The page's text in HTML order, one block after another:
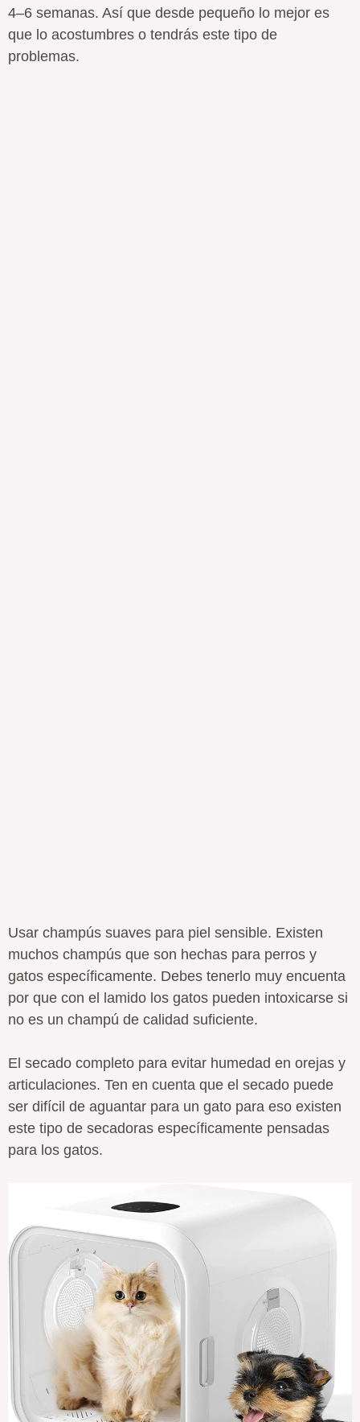
4–6 semanas. Así que desde pequeño lo mejor es
que lo acostumbres o tendrás este tipo de
problemas.
Usar champús suaves para piel sensible. Existen
muchos champús que son hechas para perros y
gatos específicamente. Debes tenerlo muy encuenta
por que con el lamido los gatos pueden intoxicarse si
no es un champú de calidad suficiente.
El secado completo para evitar humedad en orejas y
articulaciones. Ten en cuenta que el secado puede
ser difícil de aguantar para un gato para eso existen
este tipo de secadoras específicamente pensadas
para los gatos.